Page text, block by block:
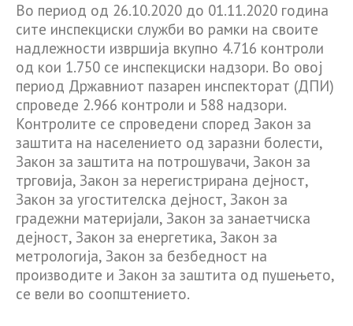
Во период од 26.10.2020 до 01.11.2020 година
сите инспекциски служби во рамки на своите
надлежности извршија вкупно 4.716 контроли
од кои 1.750 се инспекциски надзори. Во овој
период Државниот пазарен инспекторат (ДПИ)
спроведе 2.966 контроли и 588 надзори.
Контролите се спроведени според Закон за
заштита на населението од заразни болести,
Закон за заштита на потрошувачи, Закон за
трговија, Закон за нерегистрирана дејност,
Закон за угостителска дејност, Закон за
градежни материјали, Закон за занаетчиска
дејност, Закон за енергетика, Закон за
метрологија, Закон за безбедност на
производите и Закон за заштита од пушењето,
се вели во соопштението.